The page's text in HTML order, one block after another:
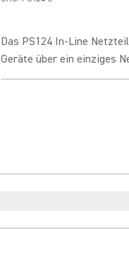
Das PS124 In-Line
Geräte über ein einziges